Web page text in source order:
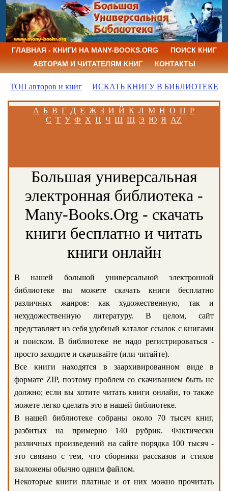
ГЛАВНАЯ - КНИГИ НА MANY-BOOKS.ORG
ПОИСК КНИГ
АВТОРАМ И ЧИТАТЕЛЯМ КНИГ
КОНТАКТЫ
ТОП авторов и книг ИСКАТЬ КНИГУ В БИБЛИОТЕКЕ
А Б В Г Д Е Ж З И Й К Л М Н О П Р
С Т У Ф Х Ц Ч Ш Щ Э Ю Я AZ
Большая универсальная
электронная библиотека -
Many-Books.Org - скачать
книги бесплатно и читать
книги онлайн
В нашей большой универсальной электронной
библиотеке вы можете скачать книги бесплатно
различных жанров: как художественную, так и
нехудожественную литературу. В целом, сайт
представляет из себя удобный каталог ссылок с книгами
и поиском. В библиотеке не надо регистрироваться -
просто заходите и скачивайте (или читайте).
Все книги находятся в заархивированном виде в
формате ZIP, поэтому проблем со скачиванием быть не
должно; если вы хотите читать книги онлайн, то также
можете легко сделать это в нашей библиотеке.
В нашей библиотеке собраны около 70 тысяч книг,
разбитых на примерно 140 рубрик. Фактически
различных произведений на сайте порядка 100 тысяч -
это связано с тем, что сборники рассказов и стихов
выложены обычно одним файлом.
Некоторые книги платные и от них можно прочитать